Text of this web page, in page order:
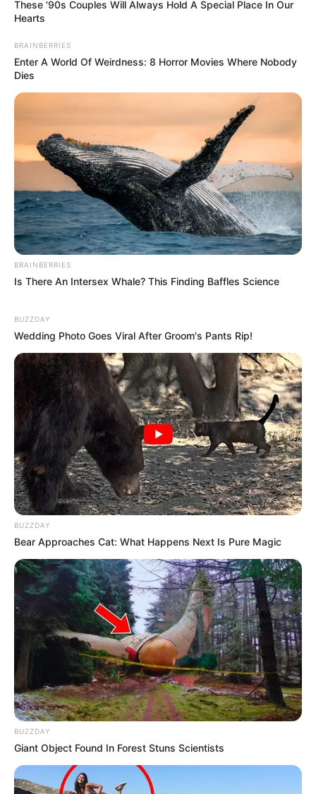
nuk i kam kolegë.
duan të dalin kampionë me forma të tjera, por nuk mendoj
se do të ketë favorizime. Besoj se kush del kampion, do e
meritojë plotësisht. Çdo skuadër në këto 7 vitet e fundit ka
These '90s Couples Will Always Hold A Special Place In Our
Hearts
BRAINBERRIES
Enter A World Of Weirdness: 8 Horror Movies Where Nobody
Dies
BRAINBERRIES
Is There An Intersex Whale? This Finding Baffles Science
BUZZDAY
Wedding Photo Goes Viral After Groom's Pants Rip!
BUZZDAY
Bear Approaches Cat: What Happens Next Is Pure Magic
BUZZDAY
Giant Object Found In Forest Stuns Scientists